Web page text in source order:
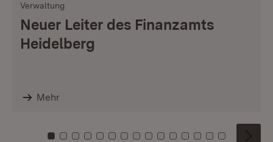
Verwaltung
Neuer Leiter des Finanzamts
Heidelberg
Mehr